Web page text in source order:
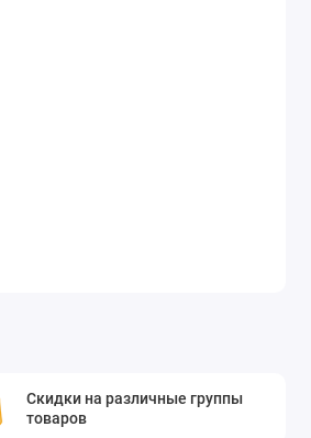
Скидки на различные группы
товаров